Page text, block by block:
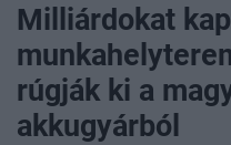
Milliárdokat
rúgják ki a
akkugyárból